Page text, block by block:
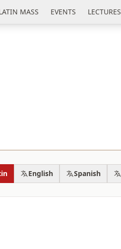
MASS EVENTS LECTURES
English Spanish